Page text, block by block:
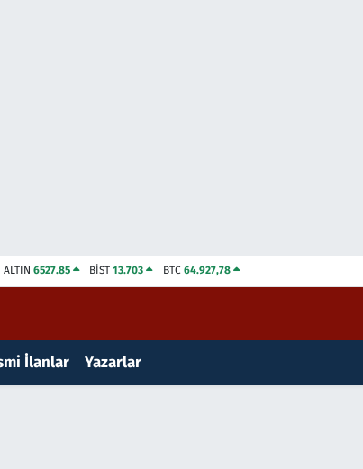
ALTIN 6527.85 BİST13.703 BTC 64.927,78
İlanlar Yazarlar